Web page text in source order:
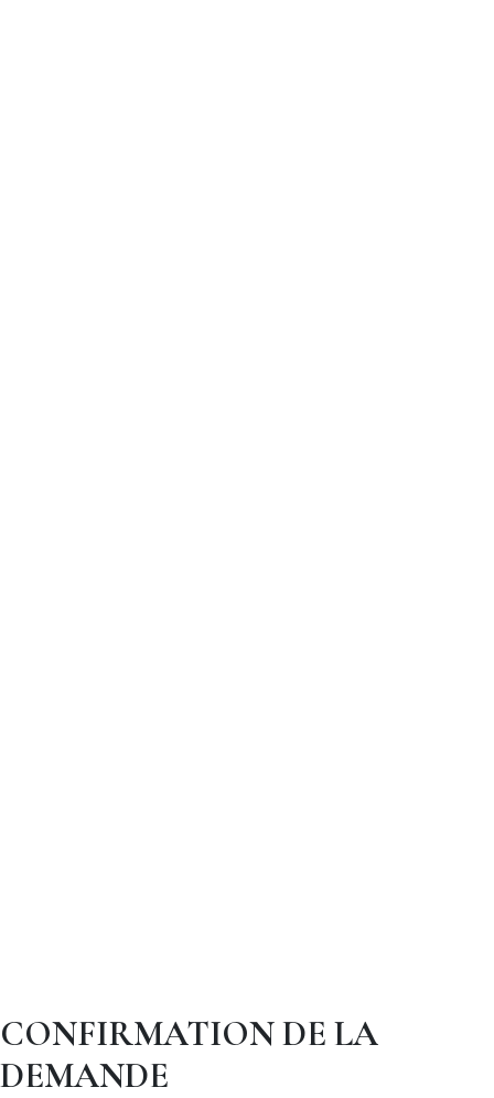
CONFIRMATION DE LA
DEMANDE